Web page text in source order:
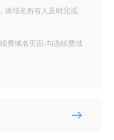
请域名所有人及时完成
费域名页面-勾选续费域